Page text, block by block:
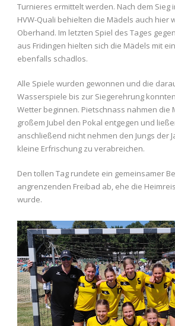
Turnieres ermittelt werden. Nach dem Sieg
HVW-Quali behielten die Mädels auch hier
Oberhand. Im letzten Spiel des Tages
aus Fridingen hielten sich die Mädels mit
ebenfalls schadlos.
Alle Spiele wurden gewonnen und die
Wasserspiele bis zur Siegerehrung
Wetter beginnen. Pietschnass nahmen die
großem Jubel den Pokal entgegen und
anschließend nicht nehmen den Jungs der
kleine Erfrischung zu verabreichen.
Den tollen Tag rundete ein gemeinsamer
angrenzenden Freibad ab, ehe die
wurde.